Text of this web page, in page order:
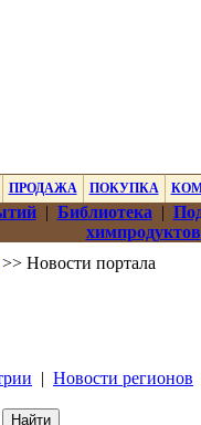
ПРОДАЖА ПОКУПКА
| Библиотека |
химпродуктов
>> Новости портала
| Новости регионов